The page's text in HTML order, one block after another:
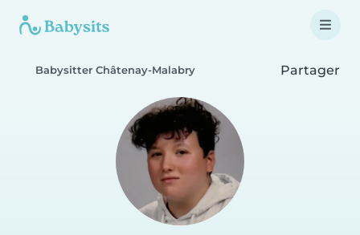
Babysitter Châtenay-Malabry Partager